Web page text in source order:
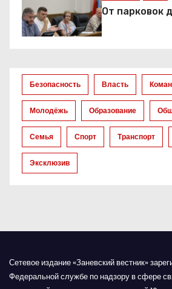
п
о
а
п
От парковок
Безопасность Власть
Молодёжь Образование
Семья Спорт Транспорт
Эксклюзив
Сетевое издание «Заневский вестник»
Федеральной службе по надзору в сфере